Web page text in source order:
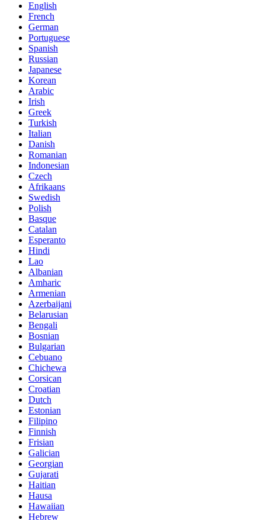
English
French
German
Portuguese
Spanish
Russian
Japanese
Korean
Arabic
Irish
Greek
Turkish
Italian
Danish
Romanian
Indonesian
Czech
Afrikaans
Swedish
Polish
Basque
Catalan
Esperanto
Hindi
Lao
Albanian
Amharic
Armenian
Azerbaijani
Belarusian
Bengali
Bosnian
Bulgarian
Cebuano
Chichewa
Corsican
Croatian
Dutch
Estonian
Filipino
Finnish
Frisian
Galician
Georgian
Gujarati
Haitian
Hausa
Hawaiian
Hebrew